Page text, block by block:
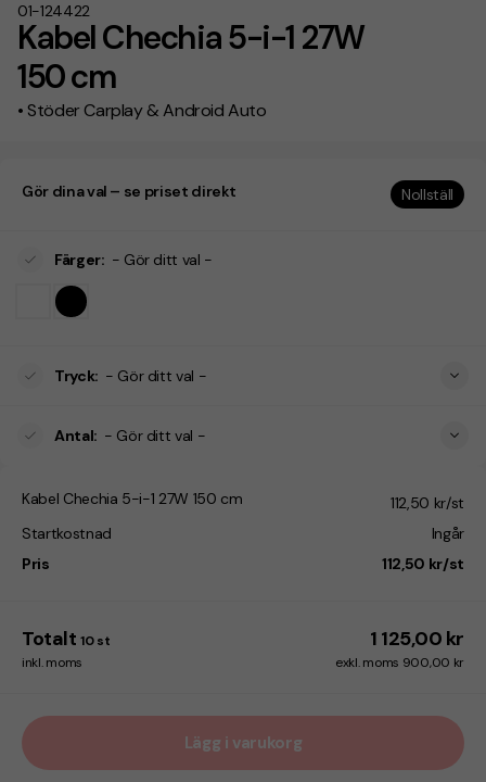
Kabel Chechia 5-i-1 27W
150 cm
• Stöder Carplay & Android Auto
01-124422
Gör dina val – se priset direkt Nollställ
Färger: - Gör ditt val -
Tryck: - Gör ditt val -
Antal: - Gör ditt val -
Kabel Chechia 5-i-1 27W 150 cm
112,50 kr/st
Startkostnad
Ingår
Pris
112,50 kr/st
Totalt 10 st 1 125,00 kr
inkl. moms exkl. moms 900,00 kr
Lägg i varukorg